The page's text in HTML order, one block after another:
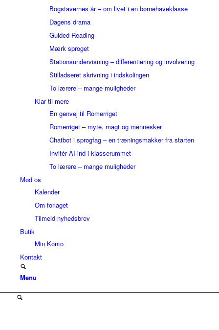
Bogstavernes år – om livet i en børnehaveklasse
Dagens drama
Guided Reading
Mærk sproget
Stationsundervisning – differentiering og involvering
Stilladseret skrivning i indskolingen
To lærere – mange muligheder
Klar til mere
En genvej til Romerriget
Romerriget – myte, magt og mennesker
Chatbot i sprogfag – en træningsmakker fra starten
Invitér AI ind i klasserummet
To lærere – mange muligheder
Mød os
Kalender
Om forlaget
Tilmeld nyhedsbrev
Butik
Min Konto
Kontakt
Menu